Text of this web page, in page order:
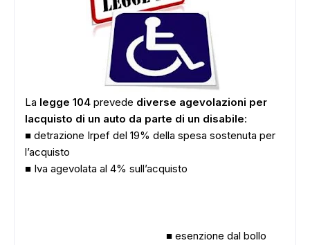
La legge 104 prevede diverse agevolazioni per
lacquisto di un auto da parte di un disabile:
■ detrazione Irpef del 19% della spesa sostenuta per
l’acquisto
■ Iva agevolata al 4% sull’acquisto
■ esenzione dal bollo